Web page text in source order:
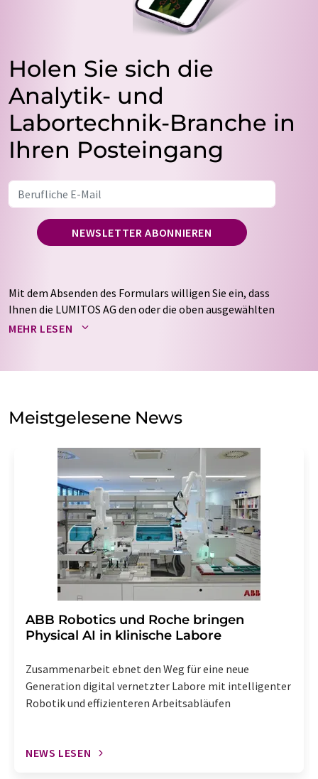
Holen Sie sich die
Analytik- und
Labortechnik-Branche in
Ihren Posteingang
NEWSLETTER ABONNIEREN
Mit dem Absenden des Formulars willigen Sie ein, dass
Ihnen die LUMITOS AG den oder die oben ausgewählten
Newsletter per E-Mail zusendet. Ihre Daten werden
auf Basis unsererDatenschutzerklärung. LUMITOS darf
Meinungsforschung per E-Mail kontaktieren. Ihre
Einwilligung können Sie jederzeit ohne Angabe von
Str. 2, 12489 Berlin oder per E-Mail unter
widerruf@lumitos.commit Wirkung für die Zukunft
widerrufen. Zudem ist in jeder E-Mail ein Link zur
Abbestellung des entsprechenden Newsletters
enthalten.
MEHR LESEN
Meistgelesene News
​​​​​​​ABB Robotics und Roche bringen
Physical AI in klinische Labore
Zusammenarbeit ebnet den Weg für eine neue
Generation digital vernetzter Labore mit intelligenter
Robotik und effizienteren Arbeitsabläufen
NEWS LESEN